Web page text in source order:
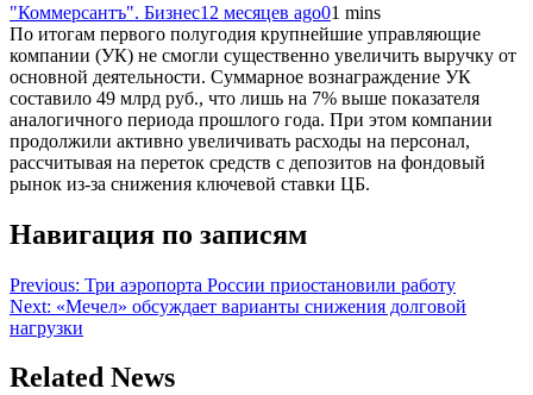
"Коммерсантъ". Бизнес12 месяцев ago01 mins
По итогам первого полугодия крупнейшие управляющие
компании (УК) не смогли существенно увеличить выручку от
основной деятельности. Суммарное вознаграждение УК
составило 49 млрд руб., что лишь на 7% выше показателя
аналогичного периода прошлого года. При этом компании
продолжили активно увеличивать расходы на персонал,
рассчитывая на переток средств с депозитов на фондовый
рынок из-за снижения ключевой ставки ЦБ.
Навигация по записям
Previous: Три аэропорта России приостановили работу
Next: «Мечел» обсуждает варианты снижения долговой
нагрузки
Related News